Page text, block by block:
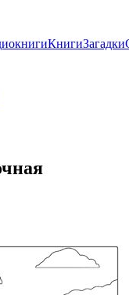
КнигиЗагадки